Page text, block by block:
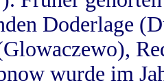
Doderlage
wurde im